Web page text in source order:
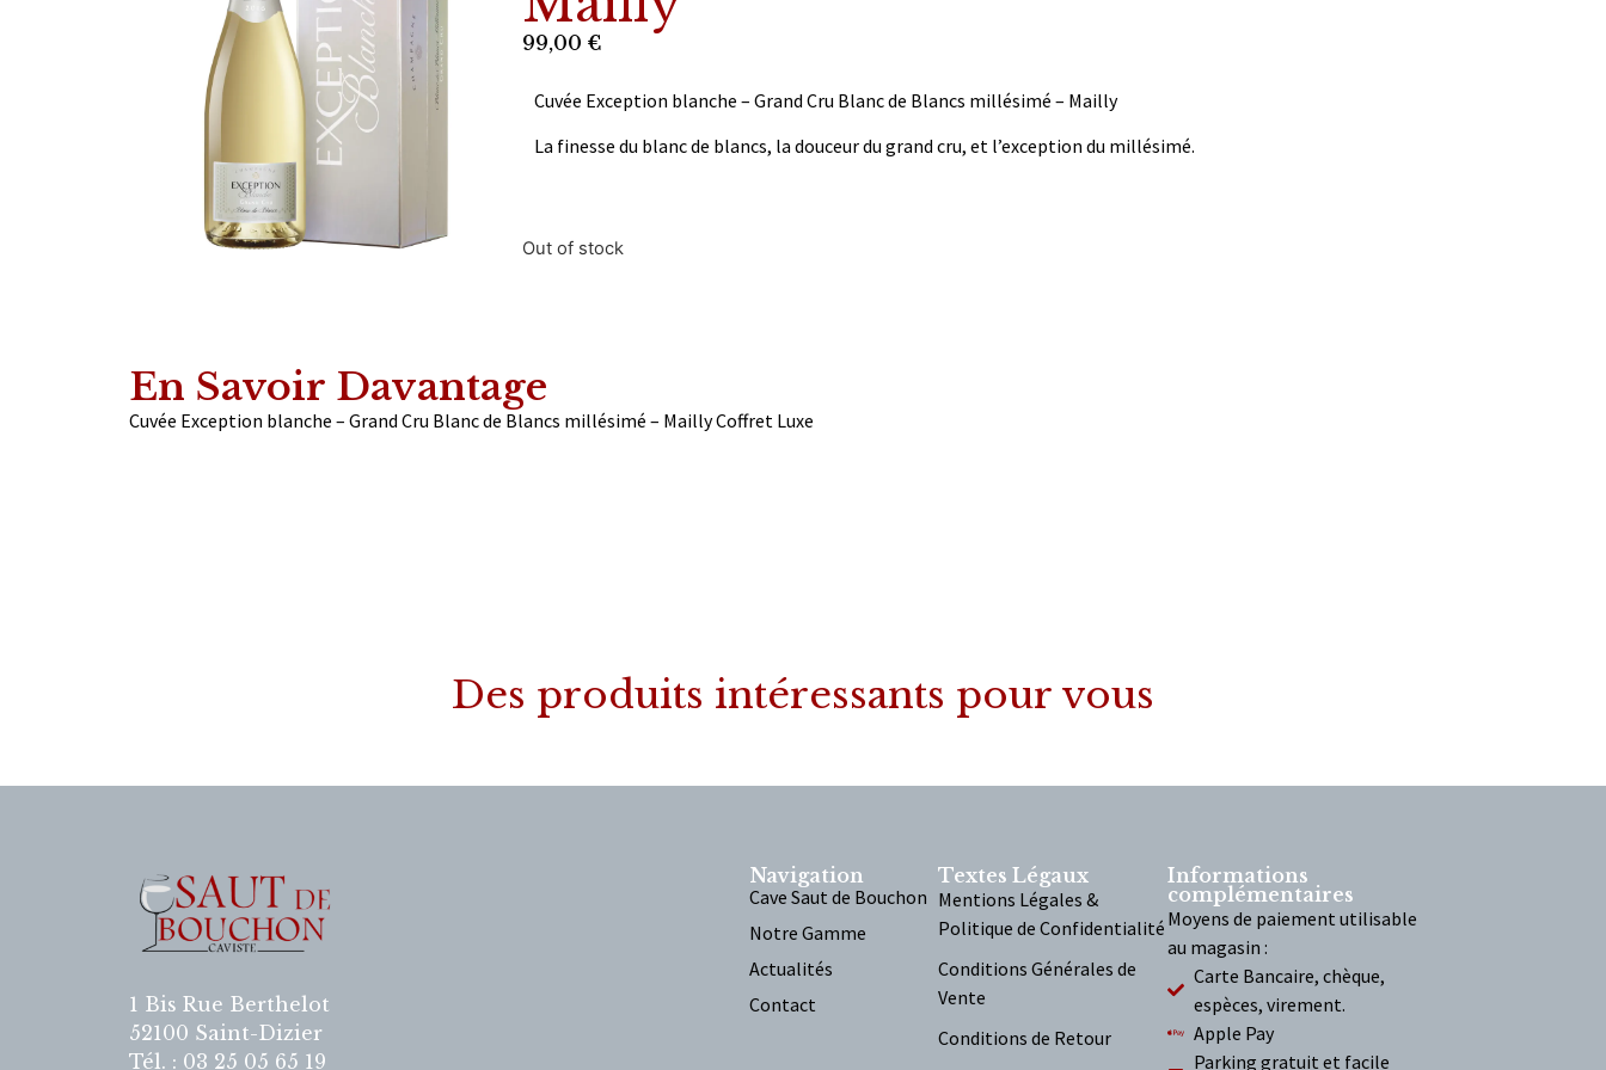
99,00 €
Cuvée Exception blanche – Grand Cru Blanc de Blancs millésimé – Mailly
La finesse du blanc de blancs, la douceur du grand cru, et l’exception du millésimé.
Out of stock
En Savoir Davantage
Cuvée Exception blanche – Grand Cru Blanc de Blancs millésimé – Mailly Coffret Luxe
Des produits intéressants pour vous
1 Bis Rue Berthelot
52100 Saint-Dizier
Tél. : 03 25 05 65 19
Navigation
Cave Saut de Bouchon
Notre Gamme
Actualités
Contact
Textes Légaux
Mentions Légales &
Politique de Confidentialité
Conditions Générales de
Vente
Conditions de Retour
Informations
complémentaires
Moyens de paiement utilisable
au magasin :
Carte Bancaire, chèque,
espèces, virement.
Apple Pay
Parking gratuit et facile